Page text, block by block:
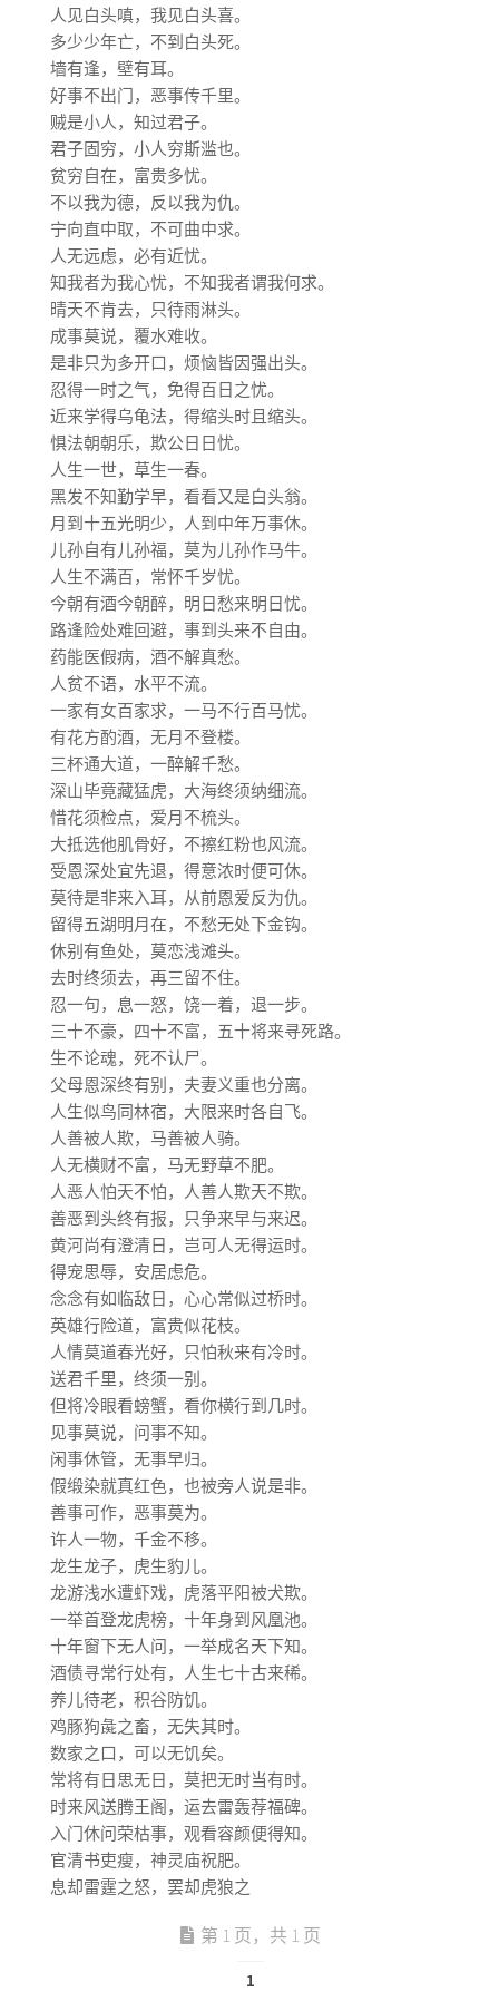
人见白头嗔，我见白头喜。
多少少年亡，不到白头死。
墙有逢，壁有耳。
好事不出门，恶事传千里。
贼是小人，知过君子。
君子固穷，小人穷斯滥也。
贫穷自在，富贵多忧。
不以我为德，反以我为仇。
宁向直中取，不可曲中求。
人无远虑，必有近忧。
知我者为我心忧，不知我者谓我何求。
晴天不肯去，只待雨淋头。
成事莫说，覆水难收。
是非只为多开口，烦恼皆因强出头。
忍得一时之气，免得百日之忧。
近来学得乌龟法，得缩头时且缩头。
惧法朝朝乐，欺公日日忧。
人生一世，草生一春。
黑发不知勤学早，看看又是白头翁。
月到十五光明少，人到中年万事休。
儿孙自有儿孙福，莫为儿孙作马牛。
人生不满百，常怀千岁忧。
今朝有酒今朝醉，明日愁来明日忧。
路逢险处难回避，事到头来不自由。
药能医假病，酒不解真愁。
人贫不语，水平不流。
一家有女百家求，一马不行百马忧。
有花方酌酒，无月不登楼。
三杯通大道，一醉解千愁。
深山毕竟藏猛虎，大海终须纳细流。
惜花须检点，爱月不梳头。
大抵选他肌骨好，不擦红粉也风流。
受恩深处宜先退，得意浓时便可休。
莫待是非来入耳，从前恩爱反为仇。
留得五湖明月在，不愁无处下金钩。
休别有鱼处，莫恋浅滩头。
去时终须去，再三留不住。
忍一句，息一怒，饶一着，退一步。
三十不豪，四十不富，五十将来寻死路。
生不论魂，死不认尸。
父母恩深终有别，夫妻义重也分离。
人生似鸟同林宿，大限来时各自飞。
人善被人欺，马善被人骑。
人无横财不富，马无野草不肥。
人恶人怕天不怕，人善人欺天不欺。
善恶到头终有报，只争来早与来迟。
黄河尚有澄清日，岂可人无得运时。
得宠思辱，安居虑危。
念念有如临敌日，心心常似过桥时。
英雄行险道，富贵似花枝。
人情莫道春光好，只怕秋来有冷时。
送君千里，终须一别。
但将冷眼看螃蟹，看你横行到几时。
见事莫说，问事不知。
闲事休管，无事早归。
假缎染就真红色，也被旁人说是非。
善事可作，恶事莫为。
许人一物，千金不移。
龙生龙子，虎生豹儿。
龙游浅水遭虾戏，虎落平阳被犬欺。
一举首登龙虎榜，十年身到风凰池。
十年窗下无人问，一举成名天下知。
酒债寻常行处有，人生七十古来稀。
养儿待老，积谷防饥。
鸡豚狗彘之畜，无失其时。
数家之口，可以无饥矣。
常将有日思无日，莫把无时当有时。
时来风送腾王阁，运去雷轰荐福碑。
入门休问荣枯事，观看容颜便得知。
官清书吏瘦，神灵庙祝肥。
息却雷霆之怒，罢却虎狼之
第 1 页，共 1 页
1